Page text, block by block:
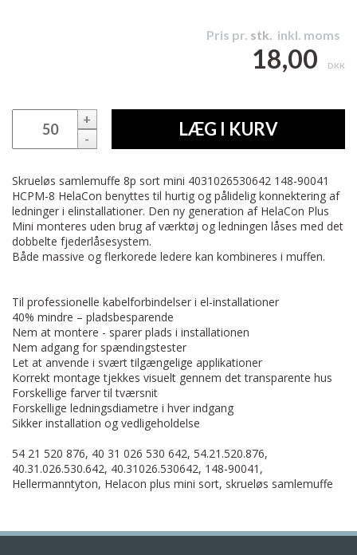
Pris pr. stk. inkl. moms
18,00 DKK
+
-
LÆG I KURV
Skrueløs samlemuffe 8p sort mini 4031026530642 148-90041
HCPM-8 HelaCon benyttes til hurtig og pålidelig konnektering af
ledninger i elinstallationer. Den ny generation af HelaCon Plus
Mini monteres uden brug af værktøj og ledningen låses med det
dobbelte fjederlåsesystem.
Både massive og flerkorede ledere kan kombineres i muffen.
Til professionelle kabelforbindelser i el-installationer
40% mindre – pladsbesparende
Nem at montere - sparer plads i installationen
Nem adgang for spændingstester
Let at anvende i svært tilgængelige applikationer
Korrekt montage tjekkes visuelt gennem det transparente hus
Forskellige farver til tværsnit
Forskellige ledningsdiametre i hver indgang
Sikker installation og vedligeholdelse
54 21 520 876, 40 31 026 530 642, 54.21.520.876,
40.31.026.530.642, 40.31026.530642, 148-90041,
Hellermanntyton, Helacon plus mini sort, skrueløs samlemuffe